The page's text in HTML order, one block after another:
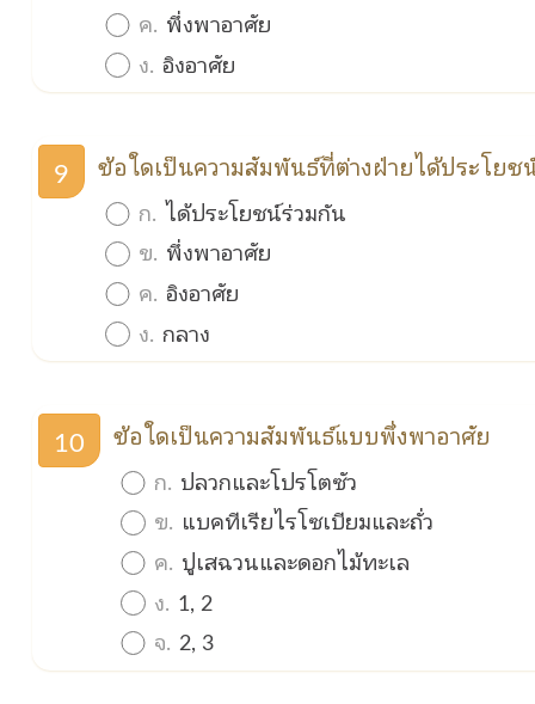
ค. พึ่งพาอาศัย
ง. อิงอาศัย
9
ข้อใดเป็นความสัมพันธ์ที่ต่างฝ่ายได้ประโยช
ก. ได้ประโยชน์ร่วมกัน
ข. พึ่งพาอาศัย
ค. อิงอาศัย
ง. กลาง
10
ข้อใดเป็นความสัมพันธ์แบบพึ่งพาอาศัย
ก. ปลวกและโปรโตซัว
ข. แบคทีเรียไรโซเบียมและถั่ว
ค. ปูเสฉวนและดอกไม้ทะเล
ง. 1, 2
จ. 2, 3